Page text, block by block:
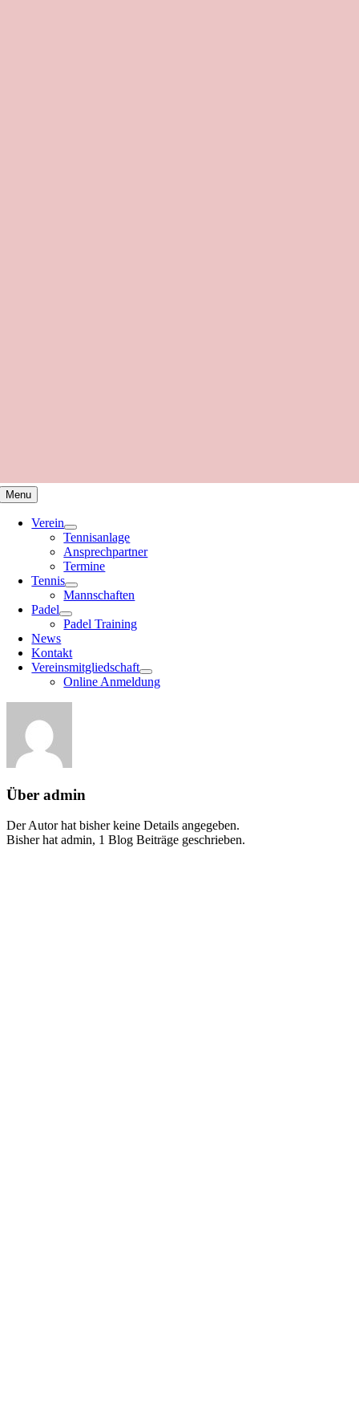
Menu
Verein
Tennisanlage
Ansprechpartner
Termine
Tennis
Mannschaften
Padel
Padel Training
News
Kontakt
Vereinsmitgliedschaft
Online Anmeldung
Über admin
Der Autor hat bisher keine Details angegeben.
Bisher hat admin, 1 Blog Beiträge geschrieben.